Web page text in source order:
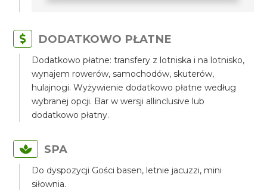
DODATKOWO PŁATNE
Dodatkowo płatne: transfery z lotniska i na lotnisko,
wynajem rowerów, samochodów, skuterów,
hulajnogi. Wyżywienie dodatkowo płatne według
wybranej opcji. Bar w wersji allinclusive lub
dodatkowo płatny.
SPA
Do dyspozycji Gości basen, letnie jacuzzi, mini
siłownia.